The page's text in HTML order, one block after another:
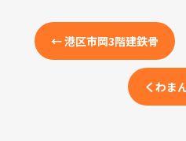
←港区市岡3階建鉄骨
くわま